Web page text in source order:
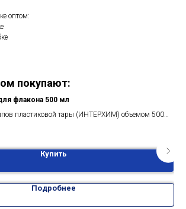
оптом:
покупают:
флакона 500 мл
пластиковой тары (ИНТЕРХИМ) объемом 500
Купить
Подробнее